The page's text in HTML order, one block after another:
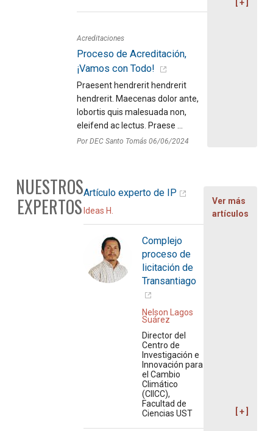
Acreditaciones
Proceso de Acreditación,
¡Vamos con Todo!
Praesent hendrerit hendrerit
hendrerit. Maecenas dolor ante,
lobortis quis malesuada non,
eleifend ac lectus. Praese ...
Por DEC Santo Tomás 06/06/2024
NUESTROS
EXPERTOS
Artículo experto de IP
Ideas H.
Complejo
proceso de
licitación de
Transantiago
Nelson Lagos
Suárez
Director del
Centro de
Investigación e
Innovación para
el Cambio
Climático
(CIICC),
Facultad de
Ciencias UST
Ver más
artículos